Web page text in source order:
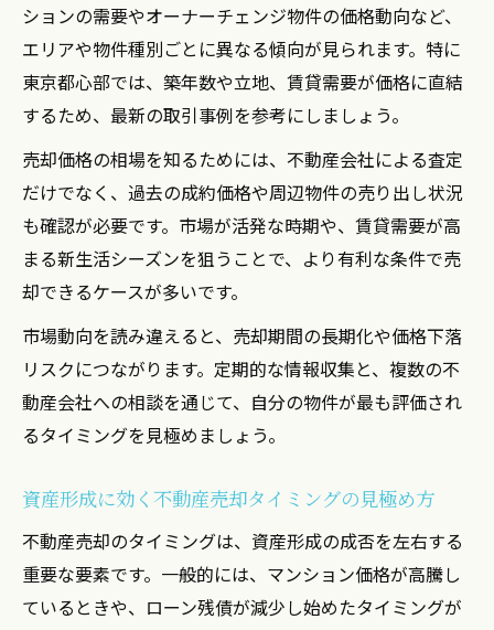
不動産売却をスムーズに進める事前準備の
重要性
投資用マンション売却のための書類や流れ
を整理
売却活動を円滑にする不動産会社選びのコ
ツ
トラブル回避のためのスムーズな不動産売
却術
男女ともに実践できる売却交渉テクニック
税金対策から考える投資用マンションの売り方
不動産売却時の税金対策を徹底解説
投資用マンション売却で押さえるべき税金
知識
税金負担を減らす不動産売却計画の立て方
節税を意識した投資用マンション売却の流
れ
不動産売却後に必要な確定申告と手続きの
ションの需要やオーナーチェンジ物件の価格動向など、
エリアや物件種別ごとに異なる傾向が見られます。特に
東京都心部では、築年数や立地、賃貸需要が価格に直結
するため、最新の取引事例を参考にしましょう。
売却価格の相場を知るためには、不動産会社による査定
だけでなく、過去の成約価格や周辺物件の売り出し状況
も確認が必要です。市場が活発な時期や、賃貸需要が高
まる新生活シーズンを狙うことで、より有利な条件で売
却できるケースが多いです。
市場動向を読み違えると、売却期間の長期化や価格下落
リスクにつながります。定期的な情報収集と、複数の不
動産会社への相談を通じて、自分の物件が最も評価され
るタイミングを見極めましょう。
資産形成に効く不動産売却タイミングの見極め方
不動産売却のタイミングは、資産形成の成否を左右する
重要な要素です。一般的には、マンション価格が高騰し
ているときや、ローン残債が減少し始めたタイミングが